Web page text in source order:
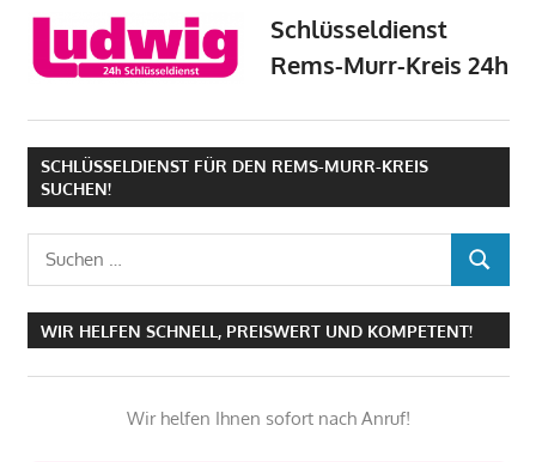
Schlüsseldienst
Rems-Murr-Kreis 24h
SCHLÜSSELDIENST FÜR DEN REMS-MURR-KREIS
SUCHEN!
Suchen
SUCHEN
WIR HELFEN SCHNELL, PREISWERT UND KOMPETENT!
Wir helfen Ihnen sofort nach Anruf!